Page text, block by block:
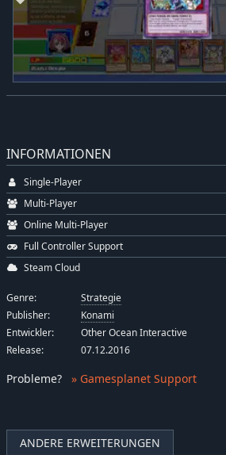
ANDERE ERWEITERUNGEN
INFORMATIONEN
Single-Player
Multi-Player
Online Multi-Player
Full Controller Support
Steam Cloud
Genre:
Strategie
Publisher:
Konami
Entwickler:
Other Ocean Interactive
Release:
07.12.2016
Probleme? » Gamesplanet Support